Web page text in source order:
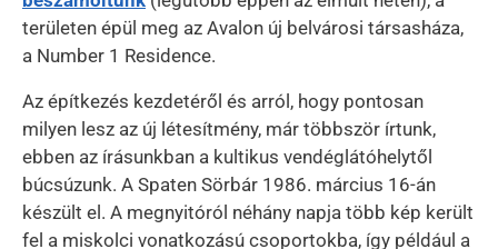
területen épül meg az Avalon új belvárosi társasháza,
a Number 1 Residence.
Az építkezés kezdetéről és arról, hogy pontosan
milyen lesz az új létesítmény, már többször írtunk,
ebben az írásunkban a kultikus vendéglátóhelytől
búcsúzunk. A Spaten Sörbár 1986. március 16-án
készült el. A megnyitóról néhány napja több kép került
fel a miskolci vonatkozású csoportokba, így például a